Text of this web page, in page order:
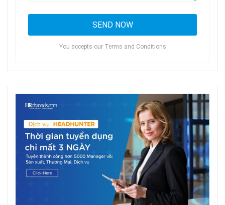
You accepts our Terms and Conditions